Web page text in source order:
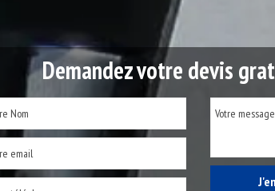
Demandez votre devis